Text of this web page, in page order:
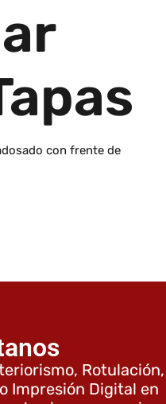
con frente de
Rotulación,
Impresión Digital en